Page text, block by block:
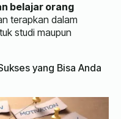
belajar orang
terapkan dalam
studi maupun
yang Bisa Anda